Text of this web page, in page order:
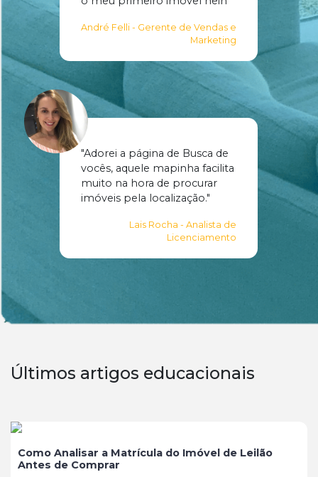
André Felli - Gerente de Vendas e
Marketing
"Adorei a página de Busca de
vocês, aquele mapinha facilita
muito na hora de procurar
imóveis pela localização."
Lais Rocha - Analista de
Licenciamento
Últimos artigos educacionais
Como Analisar a Matrícula do Imóvel de Leilão
Antes de Comprar